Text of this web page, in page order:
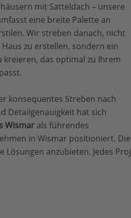
mit Satteldach – unsere
eine breite Palette an
Wir streben danach, nicht
zu erstellen, sondern ein
kreieren, das optimal zu Ihrem
konsequentes Streben nach
Detailgenauigkeit hat sich
Wismar als führendes
in Wismar positioniert.
Lösungen anzubieten. Jedes